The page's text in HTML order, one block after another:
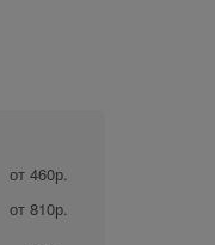
от 460р.
от 810р.